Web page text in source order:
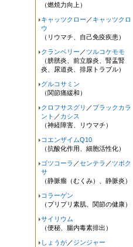
（燃焼力向上）
キャッツクロー ／キャッツクロ
ウ
（リウマチ、自己免疫疾患）
クランベリー ／ツルコケモモ
（膀胱炎、前立腺炎、腎盂腎
炎、尿道炎、排尿トラブル）
グルコサミン
（関節痛緩和）
クロフサスグリ ／ブラックカラ
ント ／カシス
（神経障害、リウマチ）
コエンザイムQ10
（抗酸化作用、細胞活性化）
ゴツコーラ ／センテラ ／ツボク
サ
（静脈瘤（むくみ）、静脈炎）
コラーゲン
（プリプリ素肌、関節の健康）
サイリウム
（便秘、腸内毒素排出）
しょうが ／ジンジャー